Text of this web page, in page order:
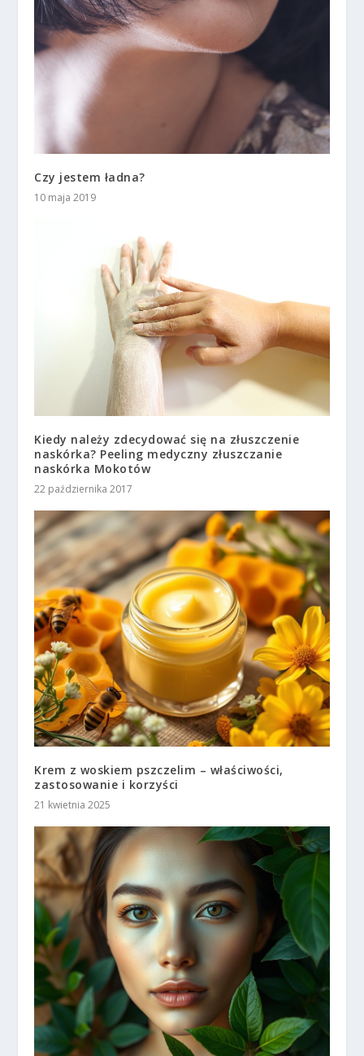
Czy jestem ładna?
10 maja 2019
Kiedy należy zdecydować się na złuszczenie
naskórka? Peeling medyczny złuszczanie
naskórka Mokotów
22 października 2017
Krem z woskiem pszczelim – właściwości,
zastosowanie i korzyści
21 kwietnia 2025